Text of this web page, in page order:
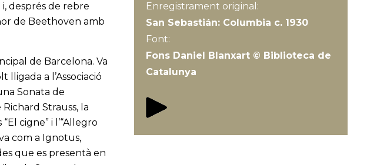
després de rebre
de Beethoven amb
de Barcelona. Va
a l’Associació
Sonata de
Strauss, la
cigne” i l’“Allegro
com a Ignotus,
que es presentà en
Enregistrament original:
San Sebastián: Columbia c. 1930
Font:
Fons Daniel Blanxart © Biblioteca de
Catalunya